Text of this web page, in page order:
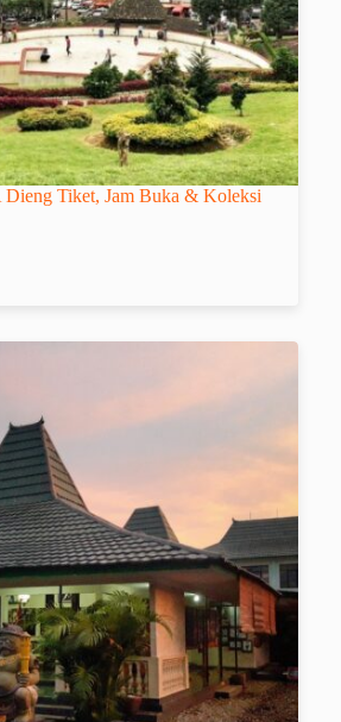
Tiket, Jam Buka & Koleksi